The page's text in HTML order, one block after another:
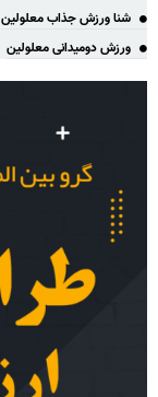
شنا ورزش جذاب معلولین
ورزش دومیدانی معلولین